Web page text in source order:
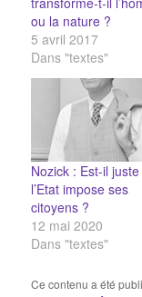
ou la nature ?
5 avril 2017
Dans "textes"
Nozick : Est-il
l’Etat impose ses
citoyens ?
12 mai 2020
Dans "textes"
Ce contenu a été